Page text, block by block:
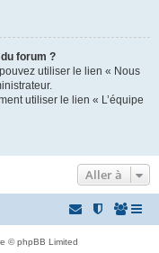
forum ?
utiliser le lien « Nous
utiliser le lien « L’équipe
Aller à
© phpBB Limited